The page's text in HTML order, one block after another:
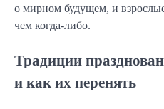
о мирном будущем, и
чем когда-либо.
Традиции
и как их перенять